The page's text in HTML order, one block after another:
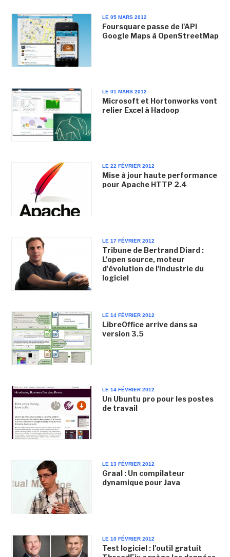
LE 05 MARS 2012
Foursquare passe de l'API
Google Maps à OpenStreetMap
LE 01 MARS 2012
Microsoft et Hortonworks vont
relier Excel à Hadoop
LE 22 FÉVRIER 2012
Mise à jour haute performance
pour Apache HTTP 2.4
LE 17 FÉVRIER 2012
Tribune de Bertrand Diard :
L'open source, moteur
d'évolution de l'industrie du
logiciel
LE 14 FÉVRIER 2012
LibreOffice arrive dans sa
version 3.5
LE 14 FÉVRIER 2012
Un Ubuntu pro pour les postes
de travail
LE 13 FÉVRIER 2012
Graal : Un compilateur
dynamique pour Java
LE 10 FÉVRIER 2012
Test logiciel : l'outil gratuit